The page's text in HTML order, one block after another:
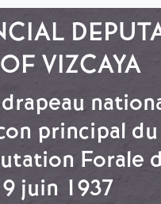
OF VIZCAYA
principal du
Forale
juin 1937